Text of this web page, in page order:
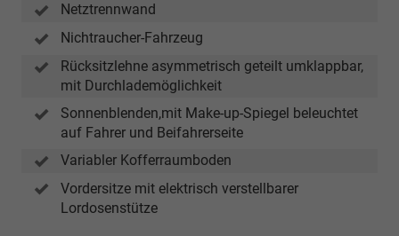
Netztrennwand
Nichtraucher-Fahrzeug
Rücksitzlehne asymmetrisch geteilt umklappbar,
mit Durchlademöglichkeit
Sonnenblenden,mit Make-up-Spiegel beleuchtet
auf Fahrer und Beifahrerseite
Variabler Kofferraumboden
Vordersitze mit elektrisch verstellbarer
Lordosenstütze